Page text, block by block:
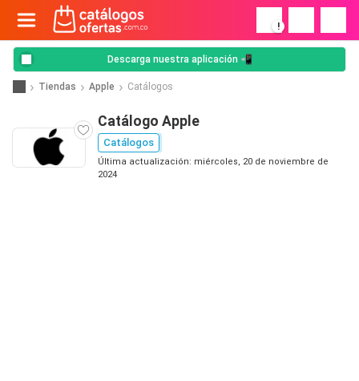
!
Descarga nuestra aplicación 📲
Tiendas Apple Catálogos
Catálogo Apple
Catálogos
Última actualización: miércoles, 20 de noviembre de
2024